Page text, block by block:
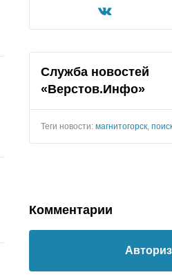
Служба новостей
«Верстов.Инфо»
Теги новости: магнитогорск
Комментарии